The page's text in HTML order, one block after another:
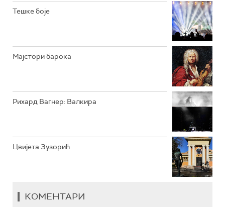
РАДИО ЏЕЗЕР
Тешке боје
Мајстори барока
Рихард Вагнер: Валкира
Цвијета Зузорић
КОМЕНТАРИ